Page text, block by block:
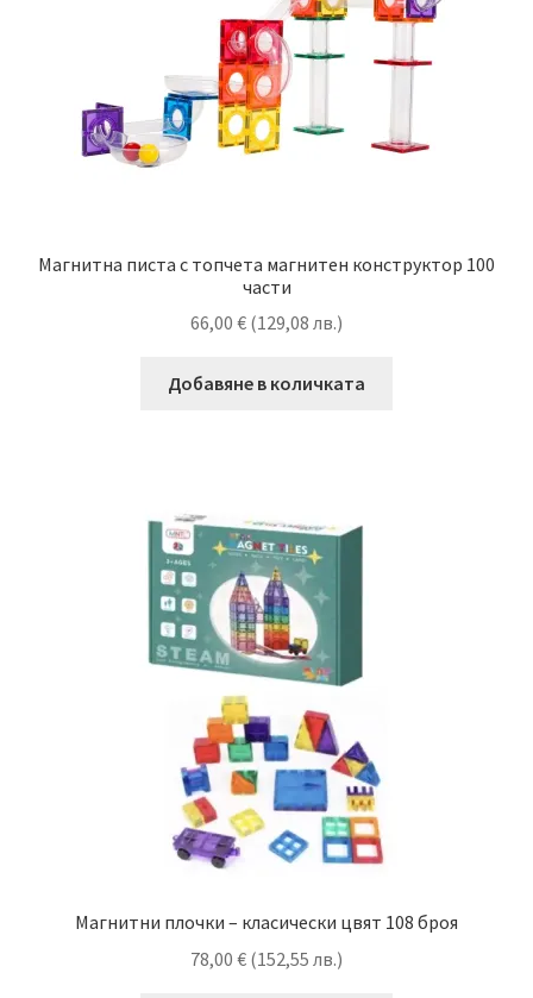
Магнитна писта с топчета магнитен конструктор 100
части
66,00 € (129,08 лв.)
Добавяне в количката
Магнитни плочки – класически цвят 108 броя
78,00 € (152,55 лв.)